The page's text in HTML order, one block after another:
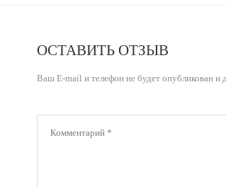
ОСТАВИТЬ ОТЗЫВ
Ваш E-mail и телефон не будет опубликован и